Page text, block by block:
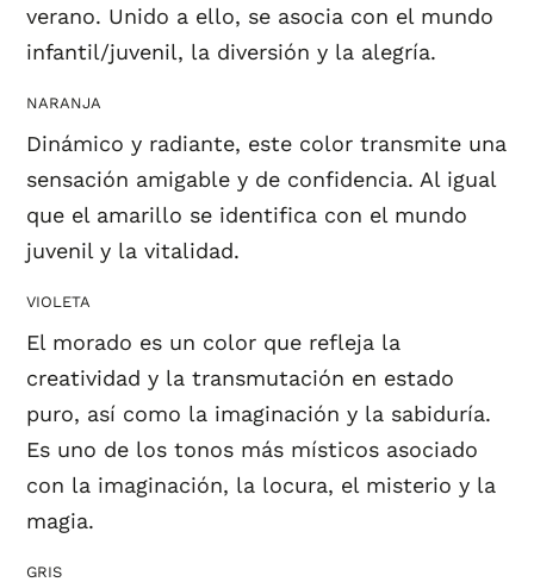
verano. Unido a ello, se asocia con el mundo
infantil/juvenil, la diversión y la alegría.
NARANJA
Dinámico y radiante, este color transmite una
sensación amigable y de confidencia. Al igual
que el amarillo se identifica con el mundo
juvenil y la vitalidad.
VIOLETA
El morado es un color que refleja la
creatividad y la transmutación en estado
puro, así como la imaginación y la sabiduría.
Es uno de los tonos más místicos asociado
con la imaginación, la locura, el misterio y la
magia.
GRIS